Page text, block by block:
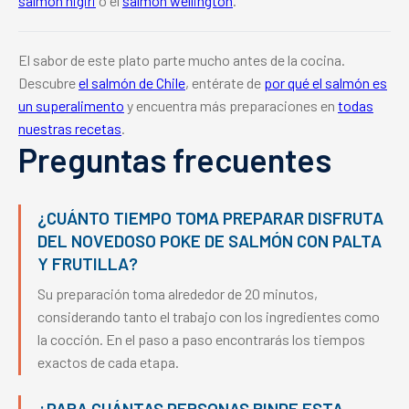
El sabor de este plato parte mucho antes de la cocina.
Descubreel salmón de Chile, entérate de por qué el salmón es
un superalimento y encuentra más preparaciones en todas
nuestras recetas
Preguntas frecuentes
¿CUÁNTO TIEMPO TOMA PREPARAR DISFRUTA
DEL NOVEDOSO POKE DE SALMÓN CON PALTA
Y FRUTILLA?
Su preparación toma alrededor de 20 minutos,
considerando tanto el trabajo con los ingredientes como
la cocción. En el paso a paso encontrarás los tiempos
exactos de cada etapa.